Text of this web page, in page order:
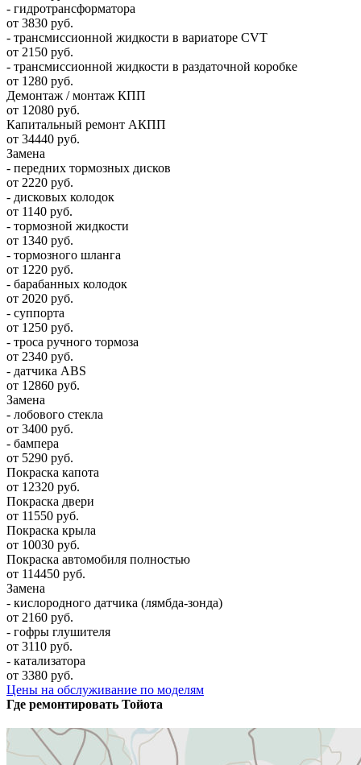
- гидротрансформатора
от 3830 руб.
- трансмиссионной жидкости в вариаторе CVT
от 2150 руб.
- трансмиссионной жидкости в раздаточной коробке
от 1280 руб.
Демонтаж / монтаж КПП
от 12080 руб.
Капитальный ремонт АКПП
от 34440 руб.
Замена
- передних тормозных дисков
от 2220 руб.
- дисковых колодок
от 1140 руб.
- тормозной жидкости
от 1340 руб.
- тормозного шланга
от 1220 руб.
- барабанных колодок
от 2020 руб.
- суппорта
от 1250 руб.
- троса ручного тормоза
от 2340 руб.
- датчика ABS
от 12860 руб.
Замена
- лобового стекла
от 3400 руб.
- бампера
от 5290 руб.
Покраска капота
от 12320 руб.
Покраска двери
от 11550 руб.
Покраска крыла
от 10030 руб.
Покраска автомобиля полностью
от 114450 руб.
Замена
- кислородного датчика (лямбда-зонда)
от 2160 руб.
- гофры глушителя
от 3110 руб.
- катализатора
от 3380 руб.
Цены на обслуживание по моделям
Где ремонтировать Тойота